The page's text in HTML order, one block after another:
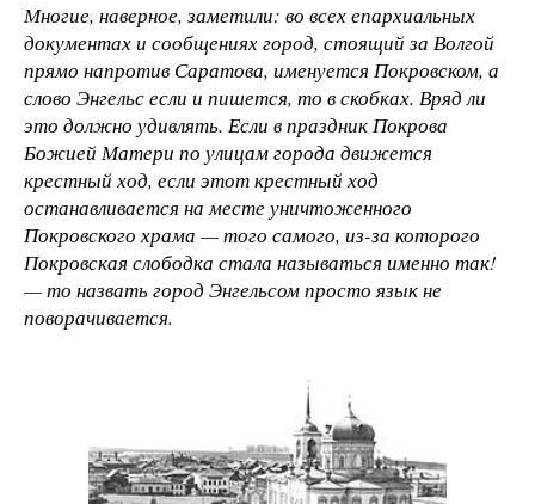
Многие, наверное, заметили: во всех епархиальных
документах и сообщениях город, стоящий за Волгой
прямо напротив Саратова, именуется Покровском, а
слово Энгельс если и пишется, то в скобках. Вряд ли
это должно удивлять. Если в праздник Покрова
Божией Матери по улицам города движется
крестный ход, если этот крестный ход
останавливается на месте уничтоженного
Покровского храма — того самого, из-за которого
Покровская слободка стала называться именно так!
— то назвать город Энгельсом просто язык не
поворачивается.